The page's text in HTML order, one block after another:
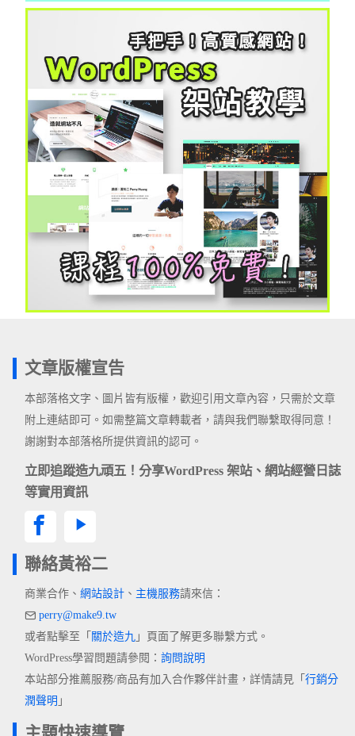
文章版權宣告
本部落格文字、圖片皆有版權，歡迎引用文章內容，只需於文章
附上連結即可。如需整篇文章轉載者，請與我們聯繫取得同意！
謝謝對本部落格所提供資訊的認可。
立即追蹤造九頑五！分享WordPress 架站、網站經營日誌
等實用資訊
聯絡黃裕二
商業合作、 網站設計 、 主機服務請來信：
perry@make9.tw
或者點擊至「 關於造九 」頁面了解更多聯繫方式。
WordPress學習問題請參閱： 詢問說明
本站部分推薦服務/商品有加入合作夥伴計畫，詳情請見「 行銷分
潤聲明 」